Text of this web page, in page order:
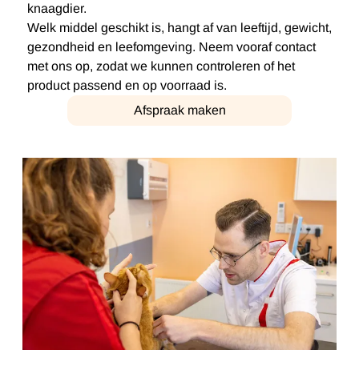
knaagdier.
Welk middel geschikt is, hangt af van leeftijd, gewicht,
gezondheid en leefomgeving. Neem vooraf contact
met ons op, zodat we kunnen controleren of het
product passend en op voorraad is.
Afspraak maken